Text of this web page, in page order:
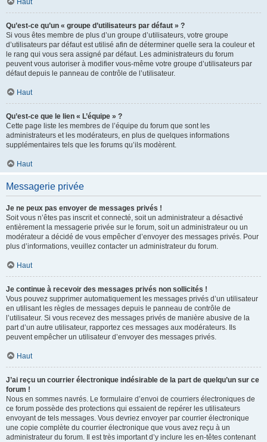
Haut
Qu’est-ce qu’un « groupe d’utilisateurs par défaut » ?
Si vous êtes membre de plus d’un groupe d’utilisateurs, votre groupe
d’utilisateurs par défaut est utilisé afin de déterminer quelle sera la couleur et
le rang qui vous sera assigné par défaut. Les administrateurs du forum
peuvent vous autoriser à modifier vous-même votre groupe d’utilisateurs par
défaut depuis le panneau de contrôle de l’utilisateur.
Haut
Qu’est-ce que le lien « L’équipe » ?
Cette page liste les membres de l’équipe du forum que sont les
administrateurs et les modérateurs, en plus de quelques informations
supplémentaires tels que les forums qu’ils modèrent.
Haut
Messagerie privée
Je ne peux pas envoyer de messages privés !
Soit vous n’êtes pas inscrit et connecté, soit un administrateur a désactivé
entièrement la messagerie privée sur le forum, soit un administrateur ou un
modérateur a décidé de vous empêcher d’envoyer des messages privés. Pour
plus d’informations, veuillez contacter un administrateur du forum.
Haut
Je continue à recevoir des messages privés non sollicités !
Vous pouvez supprimer automatiquement les messages privés d’un utilisateur
en utilisant les règles de messages depuis le panneau de contrôle de
l’utilisateur. Si vous recevez des messages privés de manière abusive de la
part d’un autre utilisateur, rapportez ces messages aux modérateurs. Ils
peuvent empêcher un utilisateur d’envoyer des messages privés.
Haut
J’ai reçu un courrier électronique indésirable de la part de quelqu’un sur ce
forum !
Nous en sommes navrés. Le formulaire d’envoi de courriers électroniques de
ce forum possède des protections qui essaient de repérer les utilisateurs
envoyant de tels messages. Vous devriez envoyer par courrier électronique
une copie complète du courrier électronique que vous avez reçu à un
administrateur du forum. Il est très important d’y inclure les en-têtes contenant